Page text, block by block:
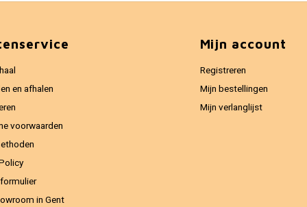
en afhalen
voorwaarden
in Gent
Mijn account
Registreren
Mijn bestellingen
Mijn verlanglijst